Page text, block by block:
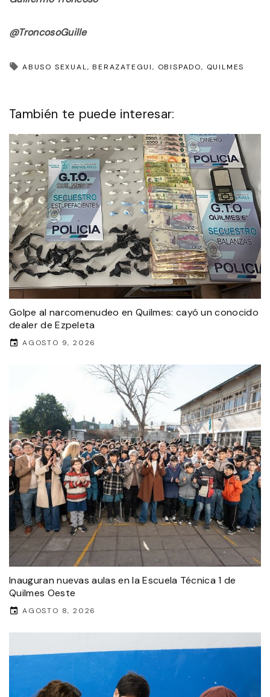
@TroncosoGuille
ABUSO SEXUAL BERAZATEGUI OBISPADO QUILMES
También te puede interesar:
Golpe al narcomenudeo en Quilmes: cayó un conocido
dealer de Ezpeleta
AGOSTO 9, 2026
Inauguran nuevas aulas en la Escuela Técnica 1 de
Quilmes Oeste
AGOSTO 8, 2026